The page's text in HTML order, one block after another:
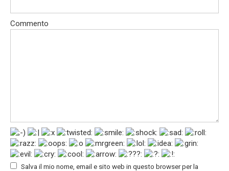
Commento
Salva il mio nome, email e sito web in questo browser per la